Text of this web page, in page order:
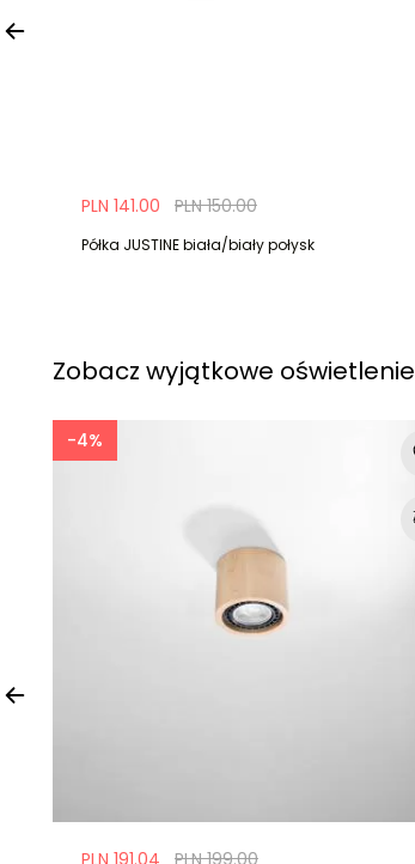
PLN 150.00
PLN 141.00
Półka JUSTINE biała/biały połysk
Zobacz wyjątkowe oświetlenie
-4%
PLN 199.00
PLN 191.04